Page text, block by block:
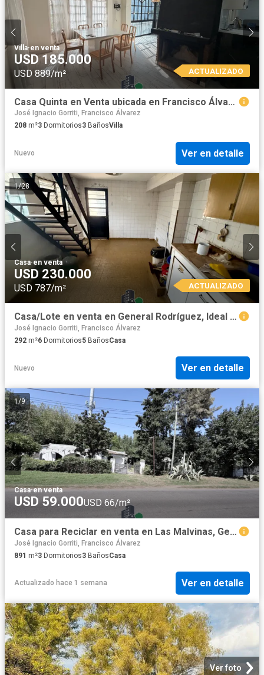
Villa·en venta
USD 185.000
USD 889/m² ACTUALIZADO
Casa Quinta en Venta ubicada en Francisco Álvarez, Moreno, Provincia de BsAs
José Ignacio Gorriti, Francisco Álvarez
208 m²3 Dormitorios3 BañosVilla
Nuevo Ver en detalle
1/28
Casa·en venta
USD 230.000
USD 787/m² ACTUALIZADO
Casa/Lote en venta en General Rodríguez, Ideal Inversion Comercial
José Ignacio Gorriti, Francisco Álvarez
292 m²6 Dormitorios5 BañosCasa
Nuevo Ver en detalle
1/9
Casa·en venta
USD 59.000USD 66/m²
Casa para Reciclar en venta en Las Malvinas, General Rodríguez
José Ignacio Gorriti, Francisco Álvarez
891 m²3 Dormitorios3 BañosCasa
Actualizado hace 1 semana Ver en detalle
Ver foto